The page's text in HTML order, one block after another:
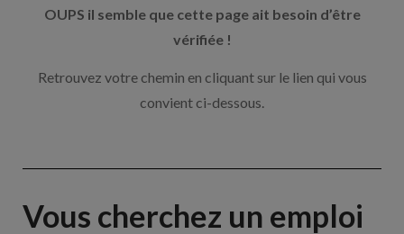
OUPS il semble que cette page ait besoin d’être
vérifiée !
Retrouvez votre chemin en cliquant sur le lien qui vous
convient ci-dessous.
Vous cherchez un emploi